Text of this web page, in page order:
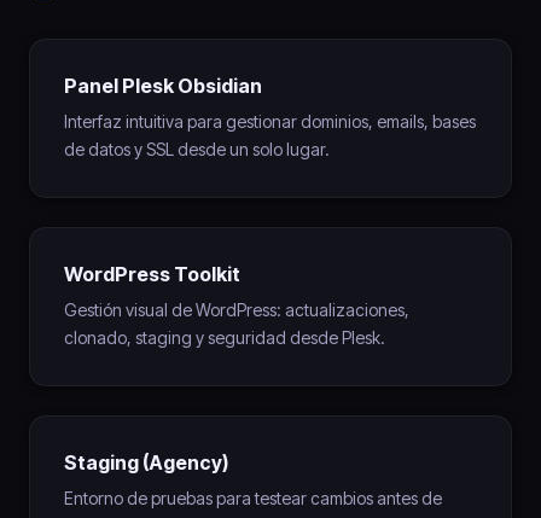
Panel Plesk Obsidian
Interfaz intuitiva para gestionar dominios, emails, bases
de datos y SSL desde un solo lugar.
WordPress Toolkit
Gestión visual de WordPress: actualizaciones,
clonado, staging y seguridad desde Plesk.
Staging (Agency)
Entorno de pruebas para testear cambios antes de